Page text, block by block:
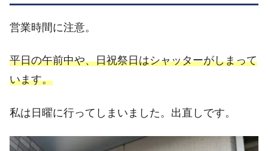
営業時間に注意。
平日の午前中や、日祝祭日はシャッターがしまって
います。
私は日曜に行ってしまいました。出直しです。